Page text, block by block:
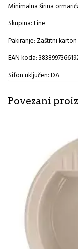
Minimalna širina
Skupina: Line
Pakiranje: Zaštitni karton
EAN koda:
Sifon uključen: DA
Povezani